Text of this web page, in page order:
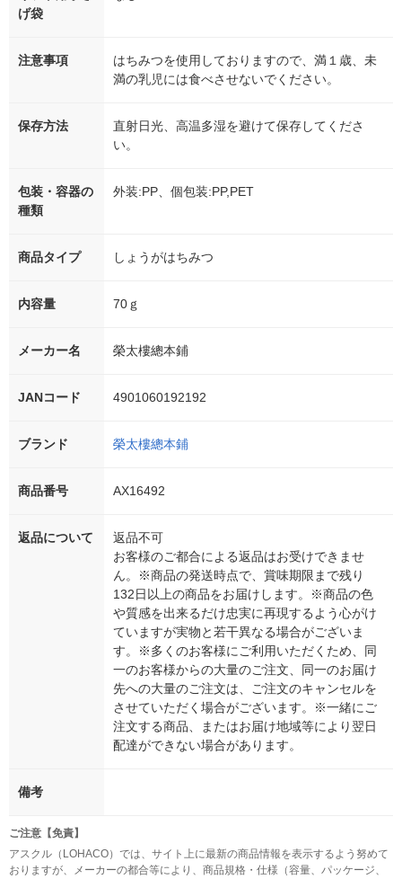
げ袋
注意事項
はちみつを使用しておりますので、満１歳、未
満の乳児には食べさせないでください。
保存方法
直射日光、高温多湿を避けて保存してくださ
い。
包装・容器の
種類
外装:PP、個包装:PP,PET
商品タイプ しょうがはちみつ
内容量 70ｇ
メーカー名 榮太樓總本鋪
JANコード 4901060192192
ブランド 榮太樓總本鋪
商品番号 AX16492
返品について
返品不可
お客様のご都合による返品はお受けできませ
ん。※商品の発送時点で、賞味期限まで残り
132日以上の商品をお届けします。※商品の色
や質感を出来るだけ忠実に再現するよう心がけ
ていますが実物と若干異なる場合がございま
す。※多くのお客様にご利用いただくため、同
一のお客様からの大量のご注文、同一のお届け
先への大量のご注文は、ご注文のキャンセルを
させていただく場合がございます。※一緒にご
注文する商品、またはお届け地域等により翌日
配達ができない場合があります。
備考
ご注意【免責】
アスクル（LOHACO）では、サイト上に最新の商品情報を表示するよう努めて
おりますが、メーカーの都合等により、商品規格・仕様（容量、パッケージ、